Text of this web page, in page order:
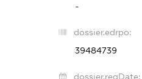
-
dossier.edrpo:
39484739
dossier.regDate: